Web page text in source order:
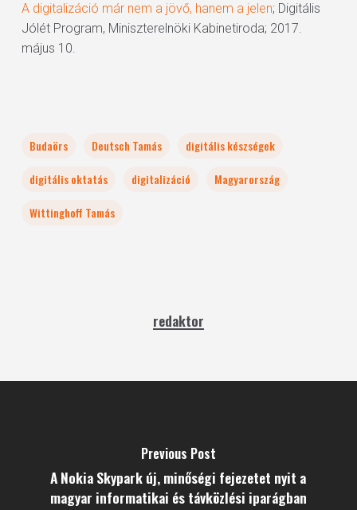
A digitalizáció már nem a jövő, hanem a jelen; Digitális
Jólét Program, Miniszterelnöki Kabinetiroda; 2017.
május 10.
Budaörs Deutsch Tamás
digitális készségek
digitális oktatás
digitalizáció
Magyarország
Wittinghoff Tamás
redaktor
Previous Post
A Nokia Skypark új, minőségi fejezetet nyit a
magyar informatikai és távközlési iparágban